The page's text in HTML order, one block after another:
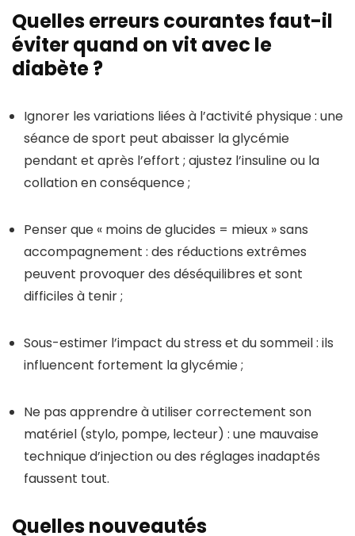
Quelles erreurs courantes faut-il
éviter quand on vit avec le
diabète ?
Ignorer les variations liées à l’activité physique : une
séance de sport peut abaisser la glycémie
pendant et après l’effort ; ajustez l’insuline ou la
collation en conséquence ;
Penser que « moins de glucides = mieux » sans
accompagnement : des réductions extrêmes
peuvent provoquer des déséquilibres et sont
difficiles à tenir ;
Sous-estimer l’impact du stress et du sommeil : ils
influencent fortement la glycémie ;
Ne pas apprendre à utiliser correctement son
matériel (stylo, pompe, lecteur) : une mauvaise
technique d’injection ou des réglages inadaptés
faussent tout.
Quelles nouveautés